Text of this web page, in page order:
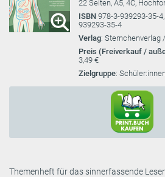
22 Seiten, A5, 4C,
ISBN 978-3-939293-35-4,
939293-35-4
Verlag: Sternchenverlag
Preis (Freiverkauf /
3,49 €
Zielgruppe:
Themenheft für das sinnerfassende